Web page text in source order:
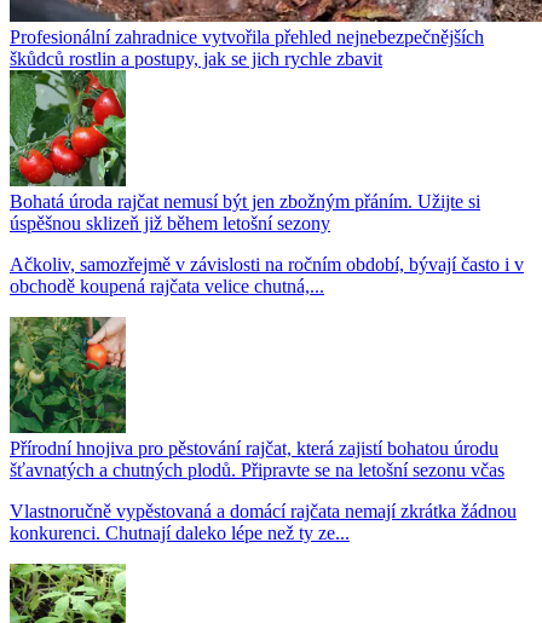
Profesionální zahradnice vytvořila přehled nejnebezpečnějších
škůdců rostlin a postupy, jak se jich rychle zbavit
Bohatá úroda rajčat nemusí být jen zbožným přáním. Užijte si
úspěšnou sklizeň již během letošní sezony
Ačkoliv, samozřejmě v závislosti na ročním období, bývají často i v
obchodě koupená rajčata velice chutná,...
Přírodní hnojiva pro pěstování rajčat, která zajistí bohatou úrodu
šťavnatých a chutných plodů. Připravte se na letošní sezonu včas
Vlastnoručně vypěstovaná a domácí rajčata nemají zkrátka žádnou
konkurenci. Chutnají daleko lépe než ty ze...